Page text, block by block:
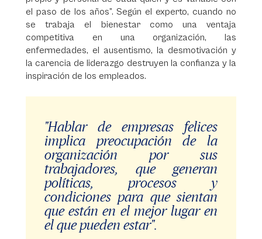
el paso de los años”. Según el experto, cuando no
se trabaja el bienestar como una ventaja
competitiva en una organización, las
enfermedades, el ausentismo, la desmotivación y
la carencia de liderazgo destruyen la confianza y la
inspiración de los empleados.
"Hablar de empresas felices
implica preocupación de la
organización por sus
trabajadores, que generan
políticas, procesos y
condiciones para que sientan
que están en el mejor lugar en
el que pueden estar".